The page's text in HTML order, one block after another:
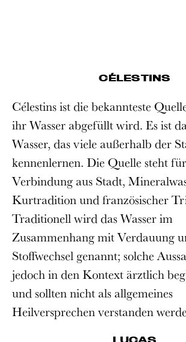
CÉLESTINS
Célestins ist die bekannteste
ihr Wasser abgefüllt wird. Es ist
Wasser, das viele außerhalb der
kennenlernen. Die Quelle steht
Verbindung aus Stadt,
Kurtradition und französischer
Traditionell wird das Wasser im
Zusammenhang mit Verdauung
Stoffwechsel genannt; solche
jedoch in den Kontext ärztlich
und sollten nicht als allgemeines
Heilversprechen verstanden
LUCAS